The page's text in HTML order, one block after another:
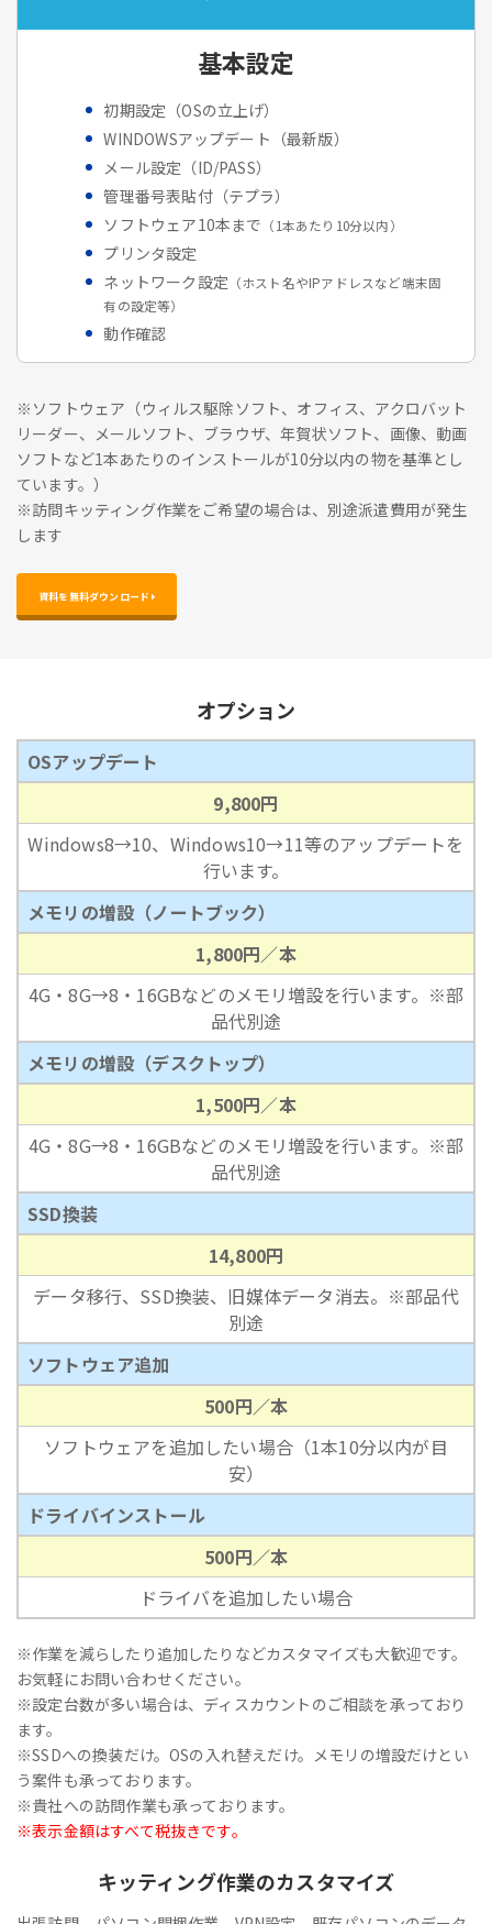
基本設定
初期設定（OSの立上げ）
WINDOWSアップデート（最新版）
メール設定（ID/PASS）
管理番号表貼付（テプラ）
ソフトウェア10本まで （1本あたり10分以内）
プリンタ設定
ネットワーク設定 （ホスト名やIPアドレスなど端末固
有の設定等）
動作確認
※ソフトウェア（ウィルス駆除ソフト、オフィス、アクロバット
リーダー、メールソフト、ブラウザ、年賀状ソフト、画像、動画
ソフトなど1本あたりのインストールが10分以内の物を基準とし
ています。）
※訪問キッティング作業をご希望の場合は、別途派遣費用が発生
します
資料を無料ダウンロード
オプション
OSアップデート
9,800円
Windows8→10、Windows10→11等のアップデートを
行います。
メモリの増設（ノートブック）
1,800円／本
4G・8G→8・16GBなどのメモリ増設を行います。※部
品代別途
メモリの増設（デスクトップ）
1,500円／本
4G・8G→8・16GBなどのメモリ増設を行います。※部
品代別途
SSD換装
14,800円
データ移行、SSD換装、旧媒体データ消去。※部品代
別途
ソフトウェア追加
500円／本
ソフトウェアを追加したい場合（1本10分以内が目
安）
ドライバインストール
500円／本
ドライバを追加したい場合
※作業を減らしたり追加したりなどカスタマイズも大歓迎です。
お気軽にお問い合わせください。
※設定台数が多い場合は、ディスカウントのご相談を承っており
ます。
※SSDへの換装だけ。OSの入れ替えだけ。メモリの増設だけとい
う案件も承っております。
※貴社への訪問作業も承っております。
※表示金額はすべて税抜きです。
キッティング作業のカスタマイズ